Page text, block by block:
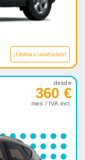
¡Últimas unidades!
desde
360 €
mes / IVA incl.